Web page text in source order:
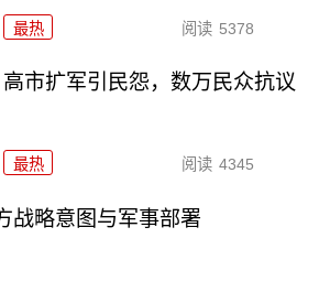
最热 阅读 5378
高市扩军引民怨，数万民众抗议
最热 阅读 4345
战略意图与军事部署